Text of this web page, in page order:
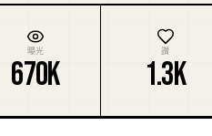
曝光
670K
讚
1.3K